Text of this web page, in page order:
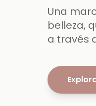
Una
belleza,
a través